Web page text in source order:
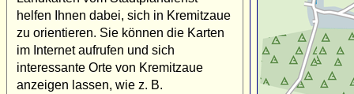
helfen Ihnen dabei, sich in Kremitzaue
zu orientieren. Sie können die Karten
im Internet aufrufen und sich
interessante Orte von Kremitzaue
anzeigen lassen, wie z. B.